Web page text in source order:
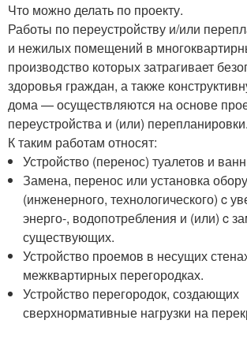
Что можно делать по проекту.
Работы по переустройству и/или
и нежилых помещений в
производство которых затрагивает
здоровья граждан, а также
дома — осуществляются на основе
переустройства и (или) перепланировки.
К таким работам относят:
Устройство (перенос) туалетов и
Замена, перенос или установка
(инженерного, технологического) c
энерго-, водопотребления и (или) c
существующих.
Устройство проемов в несущих
межквартирных перегородках.
Устройство перегородок, создающих
сверхнормативные нагрузки на